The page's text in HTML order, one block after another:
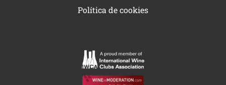
Política de cookies